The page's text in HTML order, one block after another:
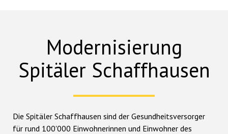
Modernisierung
Spitäler Schaffhausen
Die Spitäler Schaffhausen sind der Gesundheitsversorger
für rund 100'000 Einwohnerinnen und Einwohner des